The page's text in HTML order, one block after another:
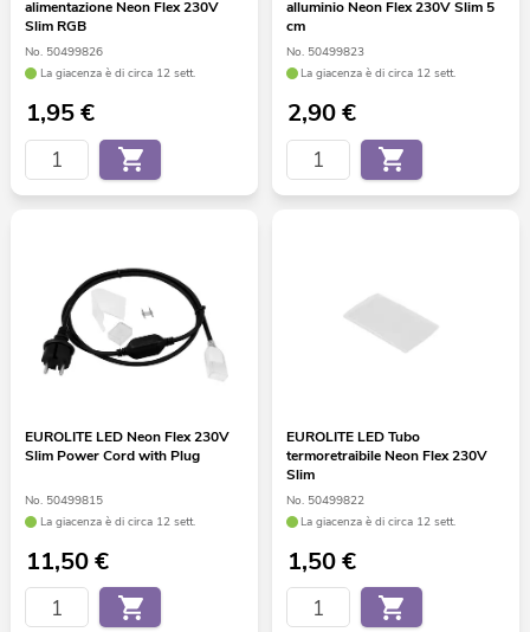
alimentazione Neon Flex 230V
Slim RGB
No. 50499826
La giacenza è di circa 12 sett.
1,95€
alluminio Neon Flex 230V Slim 5
cm
No. 50499823
La giacenza è di circa 12 sett.
2,90€
EUROLITE LED Neon Flex 230V
Slim Power Cord with Plug
No. 50499815
La giacenza è di circa 12 sett.
11,50€
EUROLITE LED Tubo
termoretraibile Neon Flex 230V
Slim
No. 50499822
La giacenza è di circa 12 sett.
1,50€